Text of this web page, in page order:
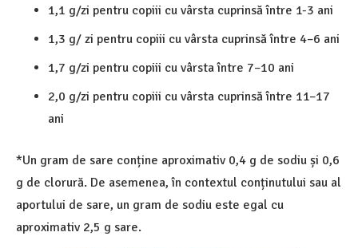
1,1 g/zi pentru copiii cu vârsta cuprinsă între 1-3 ani
1,3 g/ zi pentru copiii cu vârsta cuprinsă între 4–6 ani
1,7 g/zi pentru copiii cu vârsta între 7–10 ani
2,0 g/zi pentru copiii cu vârsta cuprinsă între 11–17
ani
*Un gram de sare conține aproximativ 0,4 g de sodiu și 0,6
g de clorură. De asemenea, în contextul conținutului sau al
aportului de sare, un gram de sodiu este egal cu
aproximativ 2,5 g sare.